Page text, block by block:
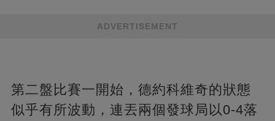
ADVERTISEMENT
第二盤比賽一開始，德約科維奇的狀態
似乎有所波動，連丟兩個發球局以0-4落